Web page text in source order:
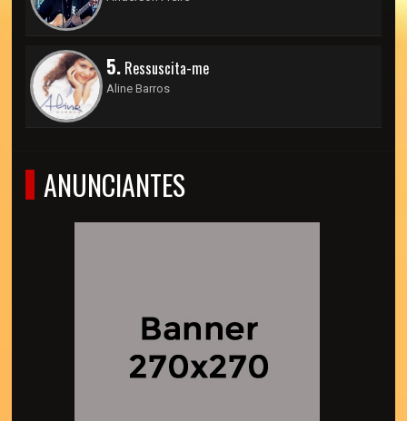
5. Ressuscita-me
Aline Barros
ANUNCIANTES